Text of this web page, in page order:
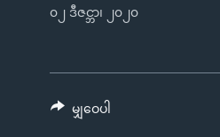
နိုင်ငံတကာ
တရုတ်
အစ္စရေး-ပါလက်စတိုင်း
ရပ်ဝန်းတခု လမ်းတခု အလွန်
အင်္ဂလိပ်စာလေ့လာမယ်
၀၂ ဒီဇင္ဘာ၊ ၂၀၂၀
မျှဝေပါ